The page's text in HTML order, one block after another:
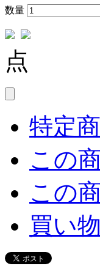
数量
点
特定
この
この
買い